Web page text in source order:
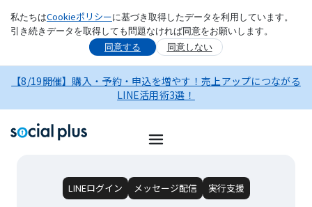
私たちはCookieポリシーに基づき取得したデータを利用しています。
引き続きデータを取得しても問題なければ同意をお願いします。
同意する
同意しない
【8/19開催】購入・予約・申込を増やす！売上アップにつながる
LINE活用術3選！
LINEログイン メッセージ配信 実行支援